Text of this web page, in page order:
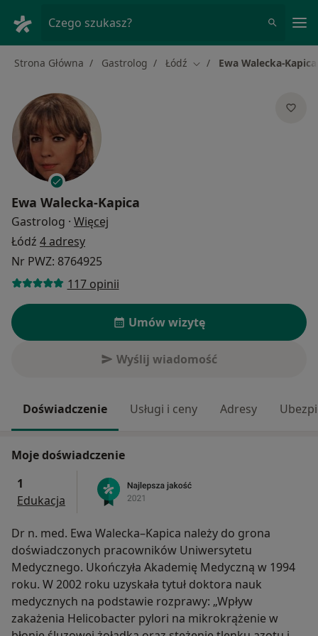
Czego szukasz?
Strona Główna Gastrolog Łódź Zmień miasto
Ewa Walecka-Kapica
Ewa Walecka-Kapica
Gastrolog · Więcej
Łódź 4 adresy
Nr PWZ: 8764925
117 opinii
Umów wizytę
Wyślij wiadomość
Doświadczenie Usługi i ceny Adresy
Moje doświadczenie
1
Edukacja
Dr n. med. Ewa Walecka–Kapica należy do grona
doświadczonych pracowników Uniwersytetu
Medycznego. Ukończyła Akademię Medyczną w 1994
roku. W 2002 roku uzyskała tytuł doktora nauk
medycznych na podstawie rozprawy: „Wpływ
zakażenia Helicobacter pylori na mikrokrążenie w